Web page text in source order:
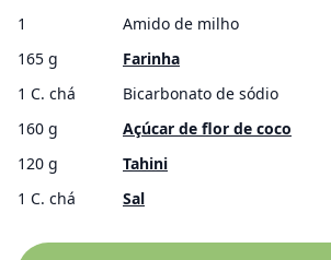
1
Amido de milho
165 g
Farinha
1 C. chá
Bicarbonato de sódio
160 g
Açúcar de flor de coco
120 g
Tahini
1 C. chá
Sal